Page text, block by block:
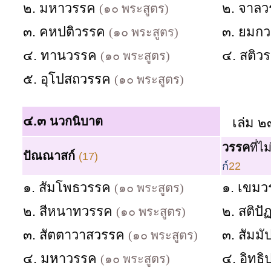
๒. มหาวรรค (๑๐ พระสูตร)
๒. จาล
๓. คหปติวรรค (๑๐ พระสูตร)
๓. ยมก
๔. ทานวรรค (๑๐ พระสูตร)
๔. สติว
๕. อุโปสถวรรค (๑๐ พระสูตร)
๔.๓ นวกนิบาต เล่ม ๒
ปัณณาสก์ (17)
วรรคที่ไ
ก์22
๑. สัมโพธวรรค (๑๐ พระสูตร)
๑. เขม
๒. สีหนาทวรรค (๑๐ พระสูตร)
๒. สติปั
๓. สัตตาวาสวรรค (๑๐ พระสูตร)
๓. สัมมั
๔. มหาวรรค (๑๐ พระสูตร)
๔. อิทธิ